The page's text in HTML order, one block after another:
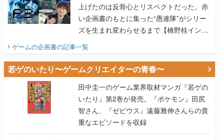
上げたのは反骨心とリスペクトだった。赤
い企画書のもとに集った“愚連隊”がシリー
ズを生まれ変わらせるまで【橋野桂インタ
ゲームの企画書の記事一覧
若ゲのいたり〜ゲームクリエイターの青春〜
田中圭一のゲーム業界取材マンガ『若ゲの
いたり』第2巻が発売。『ポケモン』田尻
智さん、『ゼビウス』遠藤雅伸さんらの貴
重なエピソードを収録